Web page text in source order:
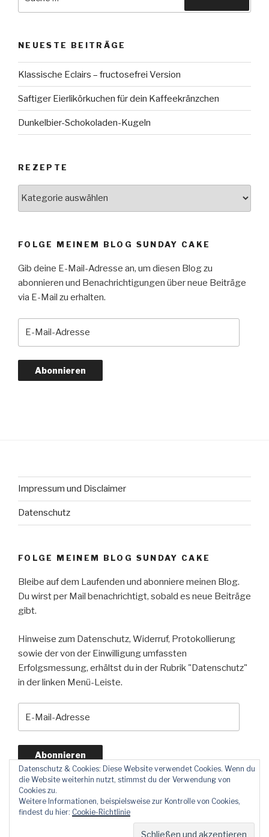
NEUESTE BEITRÄGE
Klassische Eclairs – fructosefrei Version
Saftiger Eierlikörkuchen für dein Kaffeekränzchen
Dunkelbier-Schokoladen-Kugeln
REZEPTE
Datenschutz & Cookies: Diese Website verwendet Cookies. Wenn du
die Website weiterhin nutzt, stimmst du der Verwendung von
Cookies zu.
Weitere Informationen, beispielsweise zur Kontrolle von Cookies,
findest du hier: Cookie-Richtlinie
FOLGE MEINEM BLOG SUNDAY CAKE
Gib deine E-Mail-Adresse an, um diesen Blog zu
abonnieren und Benachrichtigungen über neue Beiträge
via E-Mail zu erhalten.
Abonnieren
Impressum und Disclaimer
Datenschutz
FOLGE MEINEM BLOG SUNDAY CAKE
Bleibe auf dem Laufenden und abonniere meinen Blog.
Du wirst per Mail benachrichtigt, sobald es neue Beiträge
gibt.
Hinweise zum Datenschutz, Widerruf, Protokollierung
sowie der von der Einwilligung umfassten
Erfolgsmessung, erhältst du in der Rubrik "Datenschutz"
in der linken Menü-Leiste.
Mail-
Abonnieren
Stolz präsentiert von WordPress